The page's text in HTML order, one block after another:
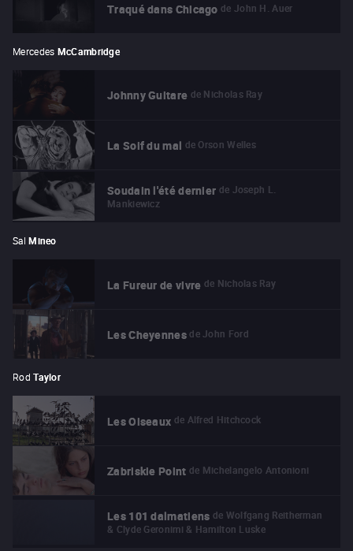
Traqué dans Chicago de John H. Auer
Mercedes McCambridge
Johnny Guitare de Nicholas Ray
La Soif du mal de Orson Welles
Soudain l'été dernier de Joseph L.
Mankiewicz
Sal Mineo
La Fureur de vivre de Nicholas Ray
Les Cheyennes de John Ford
Rod Taylor
Les Oiseaux de Alfred Hitchcock
Zabriskie Point de Michelangelo Antonioni
Les 101 dalmatiens de Wolfgang Reitherman
& Clyde Geronimi & Hamilton Luske